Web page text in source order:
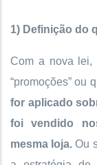
1) Definição do
Com a nova lei,
“promoções” ou
for aplicado
foi vendido
mesma loja. Ou